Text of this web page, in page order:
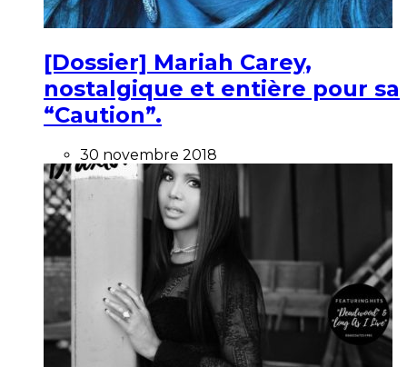
[Dossier] Mariah Carey,
nostalgique et entière pour sa
“Caution”.
30 novembre 2018